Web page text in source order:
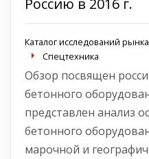
Россию в 2016 г.
Каталог исследований рынка
Спецтехника
Обзор посвящен
бетонного
представлен анализ
бетонного
марочной и